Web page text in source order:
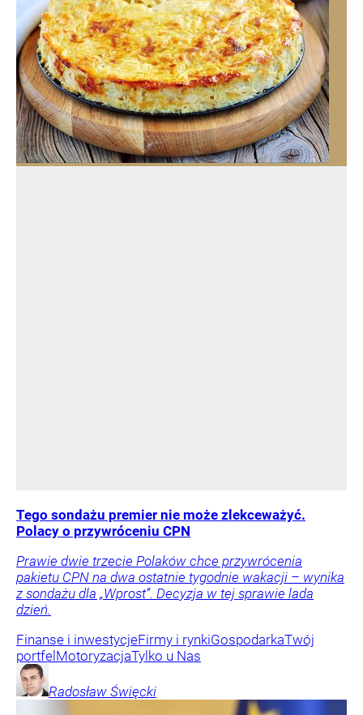
Tego sondażu premier nie może zlekceważyć.
Polacy o przywróceniu CPN
Prawie dwie trzecie Polaków chce przywrócenia
pakietu CPN na dwa ostatnie tygodnie wakacji – wynika
z sondażu dla „Wprost”. Decyzja w tej sprawie lada
dzień.
Finanse i inwestycjeFirmy i rynkiGospodarkaTwój
portfel MotoryzacjaTylko u Nas
Radosław Święcki